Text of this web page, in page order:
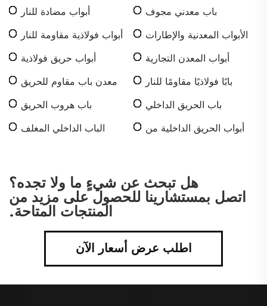
باب معدني مجوف
أبواب مضادة للنار
الأبواب المعدنية والإطارات
أبواب فولاذية مقاومة للنار
أبواب المعدن التجارية
أبواب حريق فولاذية
بابًا فولاذيًا مقاومًا للنار
معدن باب مقاوم للحريق
باب الحريق الداخلي
باب هروب الحريق
أبواب الحريق الداخلية من
الباب الداخلي المغلف
هل تبحث عن شيءٍ ما ولا تجده؟
اتصل بمستشارينا للحصول على مزيد من
المنتجات المتاحة.
اطلب عرض أسعار الآن